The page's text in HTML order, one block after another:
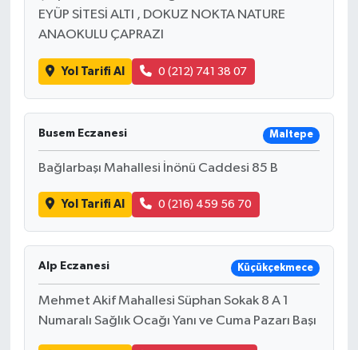
EYÜP SİTESİ ALTI , DOKUZ NOKTA NATURE
ANAOKULU ÇAPRAZI
Yol Tarifi Al 0 (212) 741 38 07
Busem Eczanesi Maltepe
Bağlarbaşı Mahallesi İnönü Caddesi 85 B
Yol Tarifi Al 0 (216) 459 56 70
Alp Eczanesi Küçükçekmece
Mehmet Akif Mahallesi Süphan Sokak 8 A 1
Numaralı Sağlık Ocağı Yanı ve Cuma Pazarı Başı